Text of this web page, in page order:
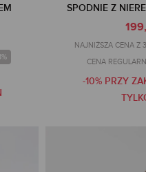
SPODNIE Z
NAJNIŻSZA CENA Z
CENA
-10% PRZY